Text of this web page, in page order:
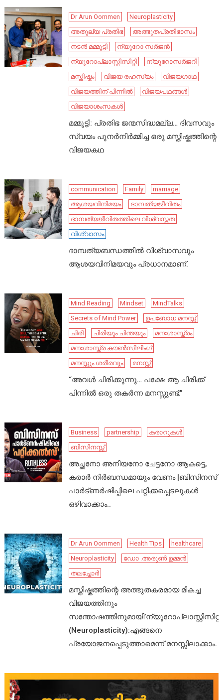
Dr Arun Oommen
Neuroplasticity
അതുല്യ പ്രതിഭ
അത്ഭുതപ്രതിഭാസം
നടൻ മമ്മൂട്ടി
ന്യൂറോ സർജൻ
ന്യൂറോപ്ലാസ്റ്റിസിറ്റി
ന്യൂറോസർജറി
മസ്തിഷ്കം
വിജയ രഹസ്യം
വിജയഗാഥ
വിജയത്തിന് പിന്നിൽ
വിജയപഥങ്ങൾ
വിജയാശംസകൾ
മമ്മൂട്ടി: പ്രതിഭ ജന്മസിദ്ധമല്ല… ദിവസവും
സ്വയം പുനർനിർമ്മിച്ച ഒരു മസ്തിഷ്കത്തിന്റെ
വിജയകഥ
communication Family
marriage
ആശയവിനിമയം
ദാമ്പത്യജീവിതം
ദാമ്പത്യജീവിതത്തിലെ വിശ്വസ്തത
വിശ്വാസം
ദാമ്പത്യബന്ധത്തിൽ വിശ്വാസവും
ആശയവിനിമയവും പ്രധാനമാണ്.
Mind Reading Mindset
MindTalks
Secrets of Mind Power
ഉപബോധ മനസ്സ്
ചിരി
ചിരിയും ചിന്തയും
മനഃശാസ്ത്രം
മനഃശാസ്ത്ര കൗൺസിലിംഗ്
മനസ്സും ശരീരവും
മനസ്സ്
“അവൾ ചിരിക്കുന്നു… പക്ഷേ ആ ചിരിക്ക്
പിന്നിൽ ഒരു തകർന്ന മനസ്സുണ്ട്.”
Business partnership
കരാറുകൾ
ബിസിനസ്സ്
അച്ഛനോ അനിയനോ ചേട്ടനോ ആകട്ടെ,
കരാർ നിർബന്ധമായും വേണം |ബിസിനസ്
പാർട്ണർഷിപ്പിലെ പറ്റിക്കപ്പെടലുകൾ
ഒഴിവാക്കാം..
Dr Arun Oommen Health Tips
healthcare
Neuroplasticity
ഡോ .അരുൺ ഉമ്മൻ
തലച്ചോർ
മസ്തിഷ്കത്തിന്റെ അത്ഭുതകരമായ മികച്ച
വിജയത്തിനും
സന്തോഷത്തിനുമായി’ന്യൂറോപ്ലാസ്റ്റിസിറ്റി’
(Neuroplasticity):എങ്ങനെ
പ്രയോജനപ്പെടുത്താമെന്ന് മനസ്സിലാക്കാം.